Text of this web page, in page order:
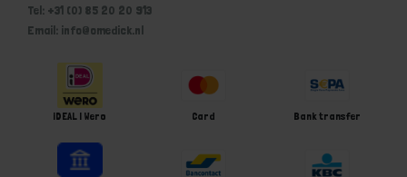
Tel: +31 (0) 85 20 20 913
Email: info@omedick.nl
iDEAL | Wero Card Bank transfer